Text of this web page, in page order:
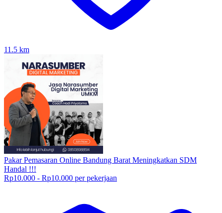
11.5 km
Pakar Pemasaran Online Bandung Barat Meningkatkan SDM
Handal !!!
Rp10.000 - Rp10.000 per pekerjaan